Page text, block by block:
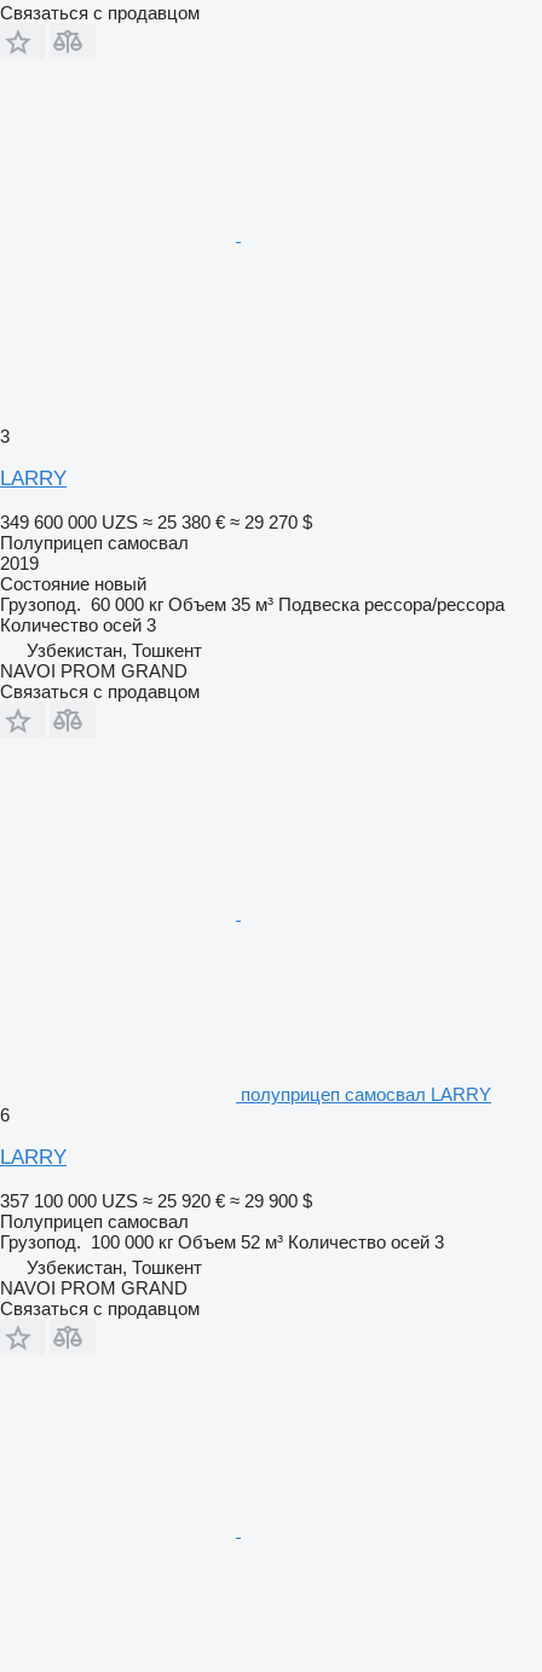
Связаться с продавцом
3
LARRY
349 600 000 UZS ≈ 25 380 € ≈ 29 270 $
Полуприцеп самосвал
2019
Состояние новый
Грузопод. 60 000 кг Объем 35 м³ Подвеска рессора/рессора
Количество осей 3
Узбекистан, Тошкент
NAVOI PROM GRAND
Связаться с продавцом
полуприцеп самосвал LARRY
6
LARRY
357 100 000 UZS ≈ 25 920 € ≈ 29 900 $
Полуприцеп самосвал
Грузопод. 100 000 кг Объем 52 м³ Количество осей 3
Узбекистан, Тошкент
NAVOI PROM GRAND
Связаться с продавцом